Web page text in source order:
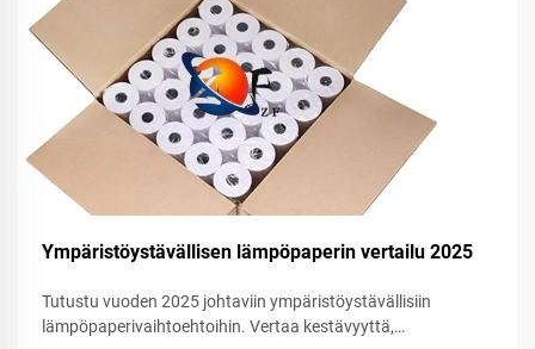
Ympäristöystävällisen lämpöpaperin vertailu 2025
Tutustu vuoden 2025 johtaviin ympäristöystävällisiin
lämpöpaperivaihtoehtoihin. Vertaa kestävyyttä,